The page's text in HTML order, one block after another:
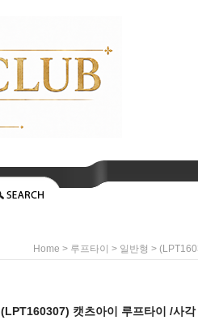
Home > 루프타이 > 일반형 >
(LPT160307) 캣츠아이 루프타이 /사각